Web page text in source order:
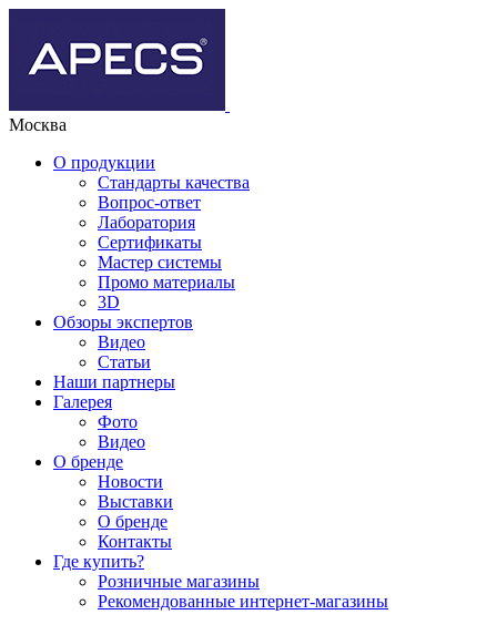
Москва
О продукции
Стандарты качества
Вопрос-ответ
Лаборатория
Сертификаты
Мастер системы
Промо материалы
3D
Обзоры экспертов
Видео
Статьи
Наши партнеры
Галерея
Фото
Видео
О бренде
Новости
Выставки
О бренде
Контакты
Где купить?
Розничные магазины
Рекомендованные интернет-магазины